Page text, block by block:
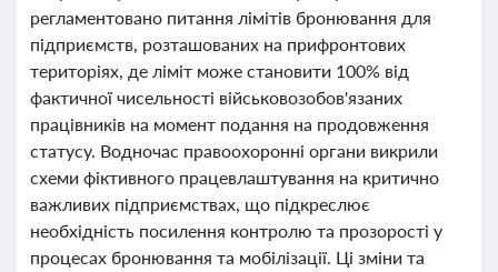
регламентовано питання лімітів бронювання для
підприємств, розташованих на прифронтових
територіях, де ліміт може становити 100% від
фактичної чисельності військовозобов'язаних
працівників на момент подання на продовження
статусу. Водночас правоохоронні органи викрили
схеми фіктивного працевлаштування на критично
важливих підприємствах, що підкреслює
необхідність посилення контролю та прозорості у
процесах бронювання та мобілізації. Ці зміни та